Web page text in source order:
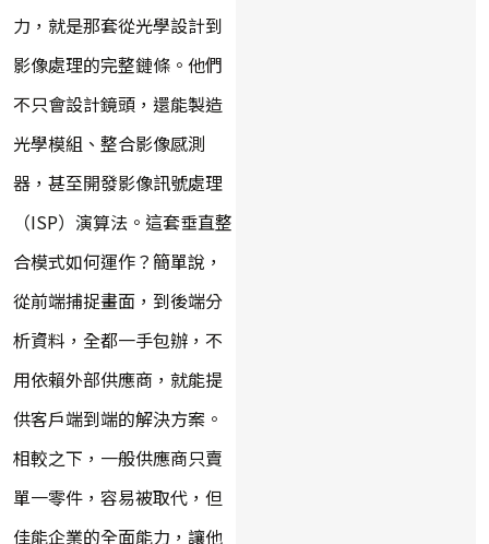
力，就是那套從光學設計到
影像處理的完整鏈條。他們
不只會設計鏡頭，還能製造
光學模組、整合影像感測
器，甚至開發影像訊號處理
（ISP）演算法。這套垂直整
合模式如何運作？簡單說，
從前端捕捉畫面，到後端分
析資料，全都一手包辦，不
用依賴外部供應商，就能提
供客戶端到端的解決方案。
相較之下，一般供應商只賣
單一零件，容易被取代，但
佳能企業的全面能力，讓他